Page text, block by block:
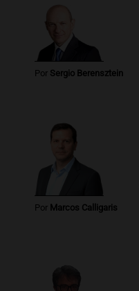
Por Sergio Berensztein
Por Marcos Calligaris